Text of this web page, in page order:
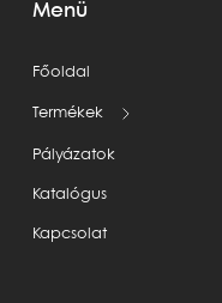
Menü
Főoldal
Termékek
Pályázatok
Katalógus
Kapcsolat